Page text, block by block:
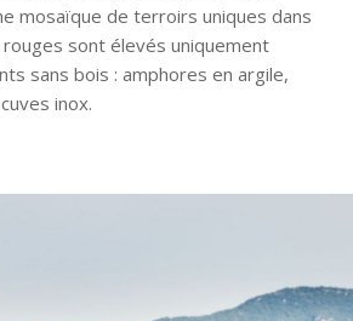
mosaïque de terroirs uniques dans
sont élevés uniquement
sans bois : amphores en argile,
inox.